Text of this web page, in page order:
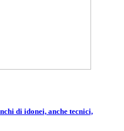
di idonei, anche tecnici,